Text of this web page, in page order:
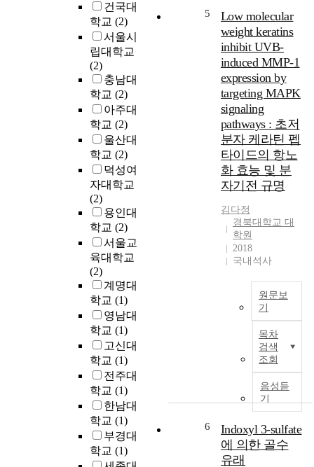
건국대
학교 (2)
서울시
립대학교
(2)
충남대
학교 (2)
아주대
학교 (2)
울산대
학교 (2)
덕성여
자대학교
(2)
용인대
학교 (2)
서울교
육대학교
(2)
계명대
학교 (1)
영남대
학교 (1)
고신대
학교 (1)
전주대
학교 (1)
한남대
학교 (1)
부경대
학교 (1)
서
활
5
Low molecular
weight keratins
inhibit UVB-
induced MMP-1
expression by
targeting MAPK
signaling
pathways : 초저
분자 케라틴 펩
타이드의 항노
화 효능 및 분
자기전 규명
김다정
경북대학교 대
학원
2018
국내석사
원문보
기
목차
검색
조회
음성듣
기
6
Indoxyl 3-sulfate
에 의한 골수
유래